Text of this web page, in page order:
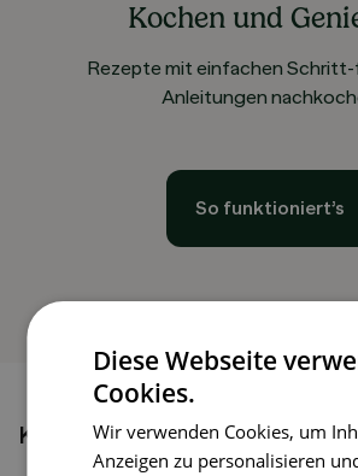
Kochen und
Rezepte mit einfachen
Anleitungen
So funktioniert’s
Könnte dir auch gefallen
Diese Webseite
Cookies.
Wir verwenden Cookies, um
Anzeigen zu personalisieren